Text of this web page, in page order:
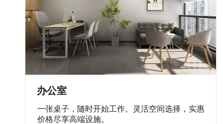
办公室
一张桌子，随时开始工作。灵活空间选择，实惠
价格尽享高端设施。